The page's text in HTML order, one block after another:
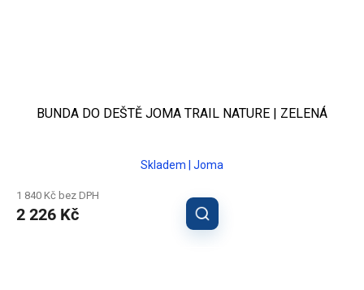
BUNDA DO DEŠTĚ JOMA TRAIL NATURE | ZELENÁ
Skladem | Joma
1 840 Kč bez DPH
2 226 Kč